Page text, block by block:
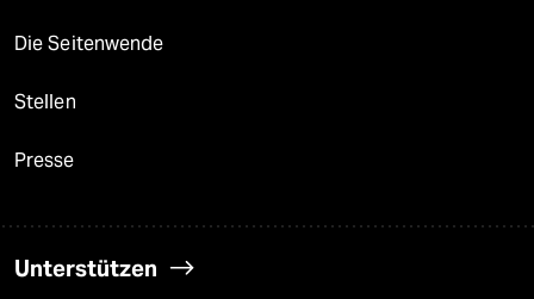
Die Seitenwende
Stellen
Presse
Unterstützen